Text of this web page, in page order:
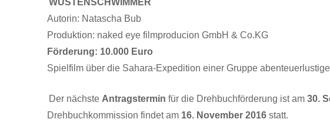
WÜSTENSCHWIMMER
Autorin: Natascha Bub
Produktion: naked eye filmproducion GmbH & Co.KG
Förderung: 10.000 Euro
Spielfilm über die Sahara-Expedition einer Gruppe
Der nächste Antragstermin für die Drehbuchförderung ist am 30.
Drehbuchkommission findet am 16. November 2016 statt.